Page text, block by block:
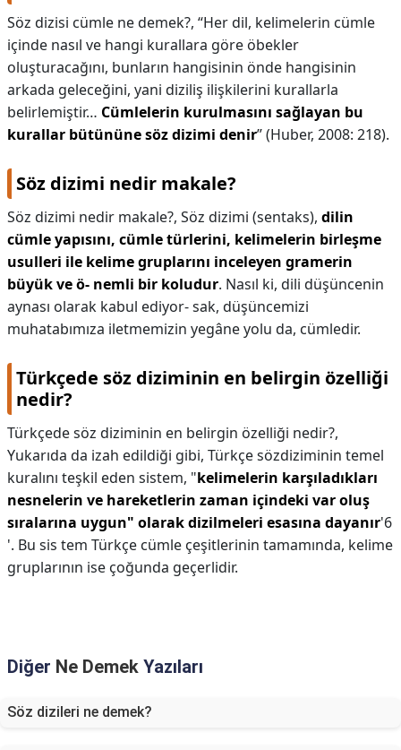
Söz dizisi cümle ne demek?, “Her dil, kelimelerin cümle
içinde nasıl ve hangi kurallara göre öbekler
oluşturacağını, bunların hangisinin önde hangisinin
arkada geleceğini, yani diziliş ilişkilerini kurallarla
belirlemiştir… Cümlelerin kurulmasını sağlayan bu
kurallar bütününe söz dizimi denir” (Huber, 2008: 218).
Söz dizimi nedir makale?
Söz dizimi nedir makale?, Söz dizimi (sentaks), dilin
cümle yapısını, cümle türlerini, kelimelerin birleşme
usulleri ile kelime gruplarını inceleyen gramerin
büyük ve ö- nemli bir koludur. Nasıl ki, dili düşüncenin
aynası olarak kabul ediyor- sak, düşüncemizi
muhatabımıza iletmemizin yegâne yolu da, cümledir.
Türkçede söz diziminin en belirgin özelliği
nedir?
Türkçede söz diziminin en belirgin özelliği nedir?,
Yukarıda da izah edildiği gibi, Türkçe sözdiziminin temel
kuralını teşkil eden sistem, "kelimelerin karşıladıkları
nesnelerin ve hareketlerin zaman içindeki var oluş
sıralarına uygun" olarak dizilmeleri esasına dayanır'6
'. Bu sis tem Türkçe cümle çeşitlerinin tamamında, kelime
gruplarının ise çoğunda geçerlidir.
Diğer Ne Demek Yazıları
Söz dizileri ne demek?